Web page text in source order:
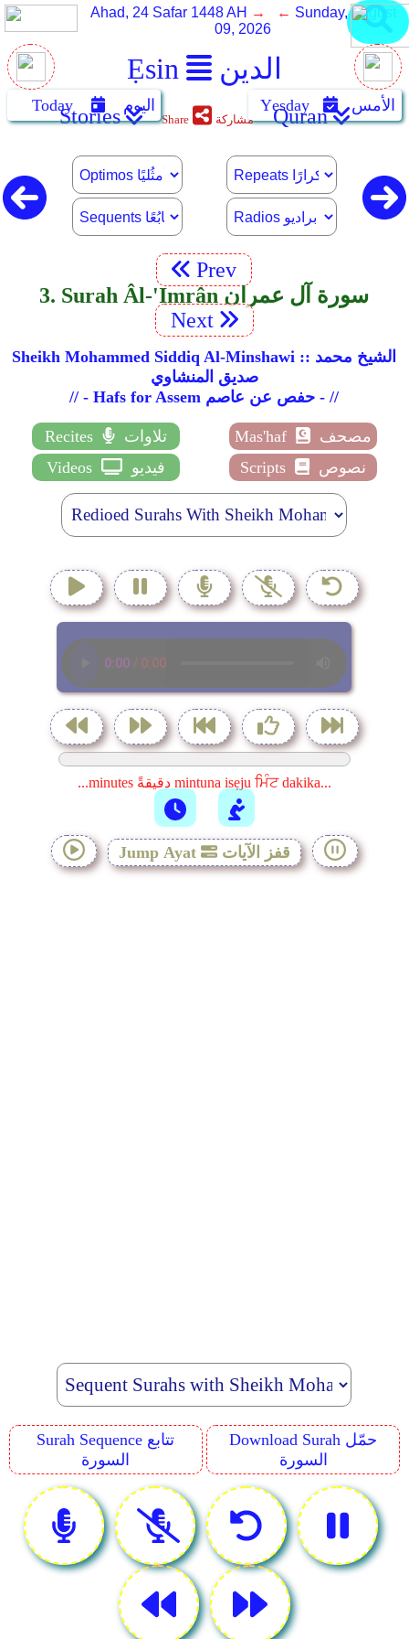
Ẹsin الدين
Ahad, 24 Safar 1448 AH → ← Sunday, August
09, 2026
Today اليوم Yẹsday الأمس Stories Share مشاركة Quran
Prev
3. Surah Âl-'Imrân سورة آل عمران
Next
Sheikh Mohammed Siddiq Al-Minshawi :: الشيخ محمد
صديق المنشاوي
// - Hafs for Assem حفص عن عاصم - //
Recites تلاوات Mas'haf
مصحف
Videos
فيديو Scripts نصوص
...minutes دقيقةً mintuna isẹju ਮਿੰਟ dakika...
Jump Ayat قفز الآيات
Surah Sequence تتابع
السورة
Download Surah حمّل
السورة